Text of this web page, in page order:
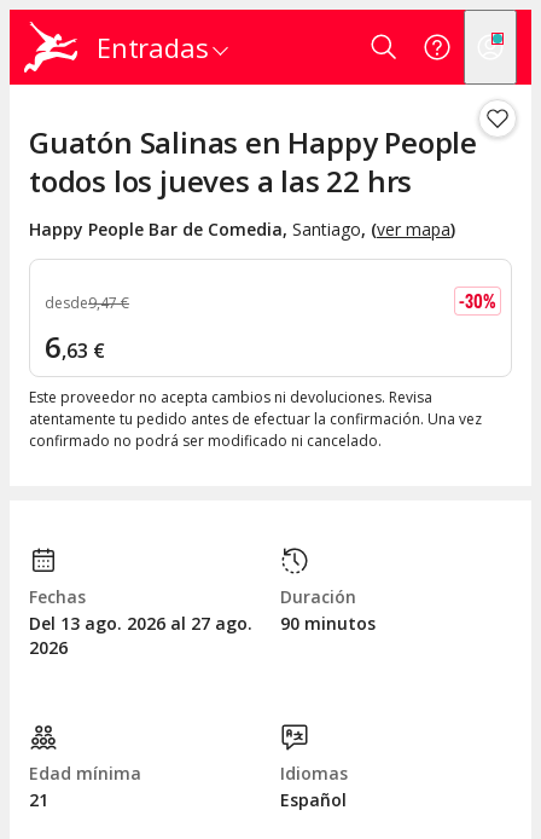
Entradas
Guatón Salinas en Happy People
todos los jueves a las 22 hrs
Happy People Bar de Comedia, Santiago, (ver mapa)
desde9,47€ -30%
6,63 €
Este proveedor no acepta cambios ni devoluciones. Revisa
atentamente tu pedido antes de efectuar la confirmación. Una vez
confirmado no podrá ser modificado ni cancelado.
Fechas
Del 13 ago. 2026 al 27 ago.
2026
Duración
90 minutos
Edad mínima
21
Idiomas
Español